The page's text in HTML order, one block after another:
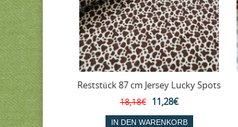
Reststück 87 cm Jersey Lucky Spots
18,18€ 11,28€